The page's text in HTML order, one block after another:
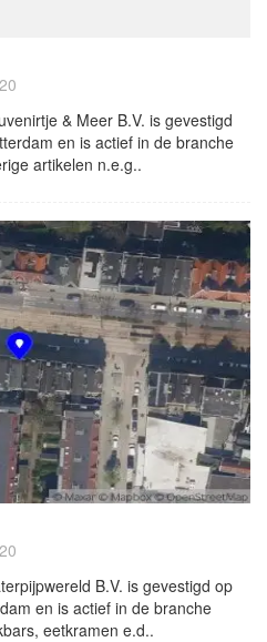
& Meer B.V. is gevestigd
en is actief in de branche
artikelen n.e.g..
B.V. is gevestigd op
en is actief in de branche
eetkramen e.d..